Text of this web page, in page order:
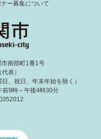
ー募集について
南部町1番1号
表）
、祝日、年末年始を除く）
9時～午後4時30分